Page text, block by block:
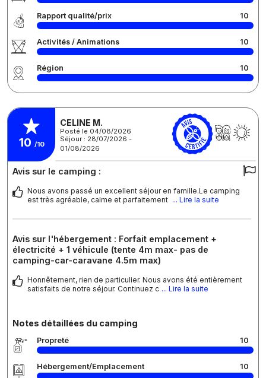
Rapport qualité/prix 10
Activités / Animations 10
Région 10
10 /10
CELINE M.
Posté le 04/08/2026
Séjour : 28/07/2026 -
01/08/2026
Avis sur le camping :
Nous avons passé un excellent séjour en famille.Le camping
est très agréable, calme et parfaitement ... Lire la suite
Avis sur l'hébergement : Forfait emplacement +
électricité + 1 véhicule (tente 4m max- pas de
camping-car-caravane 4.5m max)
Honnêtement, rien de particulier. Nous avons été entièrement
satisfaits de notre séjour. Continuez c ... Lire la suite
Notes détaillées du camping
Propreté 10
Hébergement/Emplacement 10